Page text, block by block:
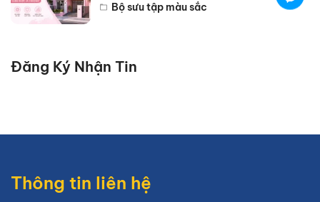
Bộ sưu tập màu sắc
Đăng Ký Nhận Tin
Thông tin liên hệ